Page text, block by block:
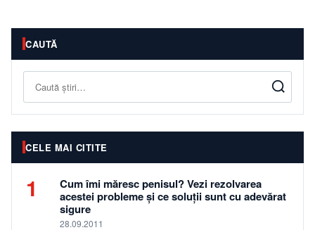
CAUTĂ
CELE MAI CITITE
1
Cum îmi măresc penisul? Vezi rezolvarea
acestei probleme și ce soluții sunt cu adevărat
sigure
28.09.2011